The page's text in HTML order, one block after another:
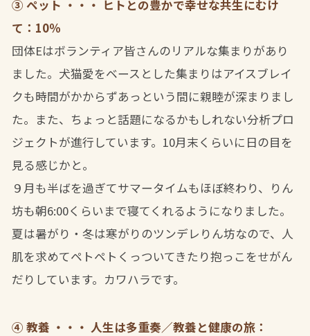
③ ペット ・・・ ヒトとの豊かで幸せな共生にむけ
て：10％
団体Eはボランティア皆さんのリアルな集まりがあり
ました。犬猫愛をベースとした集まりはアイスブレイ
クも時間がかからずあっという間に親睦が深まりまし
た。また、ちょっと話題になるかもしれない分析プロ
ジェクトが進行しています。10月末くらいに日の目を
見る感じかと。
９月も半ばを過ぎてサマータイムもほぼ終わり、りん
坊も朝6:00くらいまで寝てくれるようになりました。
夏は暑がり・冬は寒がりのツンデレりん坊なので、人
肌を求めてペトペトくっついてきたり抱っこをせがん
だりしています。カワハラです。
④ 教養 ・・・ 人生は多重奏／教養と健康の旅：